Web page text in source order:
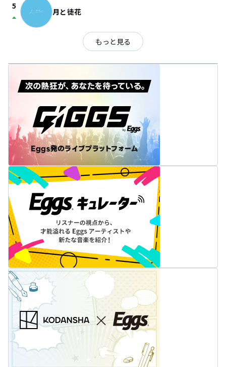
5
arrow_drop_up 月と徒花
もっと見る